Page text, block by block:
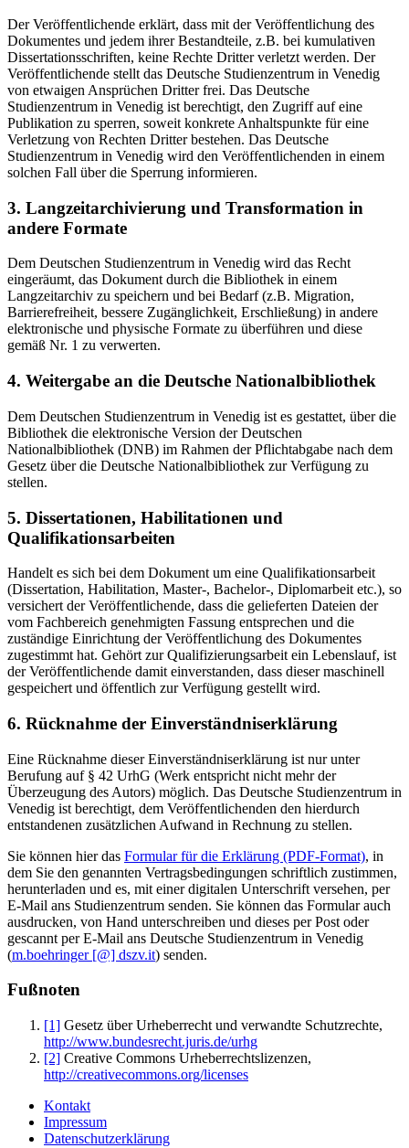
Der Veröffentlichende erklärt, dass mit der Veröffentlichung des
Dokumentes und jedem ihrer Bestandteile, z.B. bei kumulativen
Dissertationsschriften, keine Rechte Dritter verletzt werden. Der
Veröffentlichende stellt das Deutsche Studienzentrum in Venedig
von etwaigen Ansprüchen Dritter frei. Das Deutsche
Studienzentrum in Venedig ist berechtigt, den Zugriff auf eine
Publikation zu sperren, soweit konkrete Anhaltspunkte für eine
Verletzung von Rechten Dritter bestehen. Das Deutsche
Studienzentrum in Venedig wird den Veröffentlichenden in einem
solchen Fall über die Sperrung informieren.
3. Langzeitarchivierung und Transformation in
andere Formate
Dem Deutschen Studienzentrum in Venedig wird das Recht
eingeräumt, das Dokument durch die Bibliothek in einem
Langzeitarchiv zu speichern und bei Bedarf (z.B. Migration,
Barrierefreiheit, bessere Zugänglichkeit, Erschließung) in andere
elektronische und physische Formate zu überführen und diese
gemäß Nr. 1 zu verwerten.
4. Weitergabe an die Deutsche Nationalbibliothek
Dem Deutschen Studienzentrum in Venedig ist es gestattet, über die
Bibliothek die elektronische Version der Deutschen
Nationalbibliothek (DNB) im Rahmen der Pflichtabgabe nach dem
Gesetz über die Deutsche Nationalbibliothek zur Verfügung zu
stellen.
5. Dissertationen, Habilitationen und
Qualifikationsarbeiten
Handelt es sich bei dem Dokument um eine Qualifikationsarbeit
(Dissertation, Habilitation, Master-, Bachelor-, Diplomarbeit etc.), so
versichert der Veröffentlichende, dass die gelieferten Dateien der
vom Fachbereich genehmigten Fassung entsprechen und die
zuständige Einrichtung der Veröffentlichung des Dokumentes
zugestimmt hat. Gehört zur Qualifizierungsarbeit ein Lebenslauf, ist
der Veröffentlichende damit einverstanden, dass dieser maschinell
gespeichert und öffentlich zur Verfügung gestellt wird.
6. Rücknahme der Einverständniserklärung
Eine Rücknahme dieser Einverständniserklärung ist nur unter
Berufung auf § 42 UrhG (Werk entspricht nicht mehr der
Überzeugung des Autors) möglich. Das Deutsche Studienzentrum in
Venedig ist berechtigt, dem Veröffentlichenden den hierdurch
entstandenen zusätzlichen Aufwand in Rechnung zu stellen.
Sie können hier das Formular für die Erklärung (PDF-Format), in
dem Sie den genannten Vertragsbedingungen schriftlich zustimmen,
herunterladen und es, mit einer digitalen Unterschrift versehen, per
E-Mail ans Studienzentrum senden. Sie können das Formular auch
ausdrucken, von Hand unterschreiben und dieses per Post oder
gescannt per E-Mail ans Deutsche Studienzentrum in Venedig
(m.boehringer [@] dszv.it) senden.
Fußnoten
[1] Gesetz über Urheberrecht und verwandte Schutzrechte,
http://www.bundesrecht.juris.de/urhg
[2] Creative Commons Urheberrechtslizenzen,
http://creativecommons.org/licenses
Kontakt
Impressum
Datenschutzerklärung